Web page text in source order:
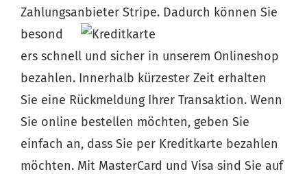
Zahlungsanbieter Stripe. Dadurch können Sie
besond
ers schnell und sicher in unserem Onlineshop
bezahlen. Innerhalb kürzester Zeit erhalten
Sie eine Rückmeldung Ihrer Transaktion. Wenn
Sie online bestellen möchten, geben Sie
einfach an, dass Sie per Kreditkarte bezahlen
möchten. Mit MasterCard und Visa sind Sie auf